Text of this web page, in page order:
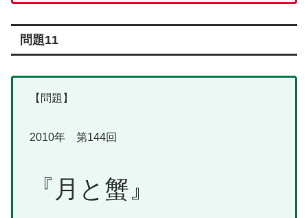
問題11
【問題】
2010年 第144回
『月と蟹』